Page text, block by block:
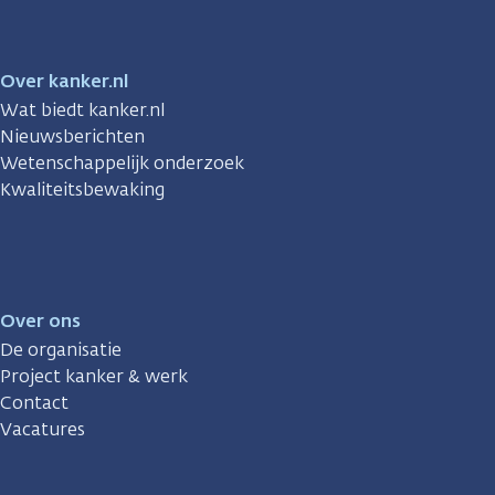
Over kanker.nl
Wat biedt kanker.nl
Nieuwsberichten
Wetenschappelijk onderzoek
Kwaliteitsbewaking
Over ons
De organisatie
Project kanker & werk
Contact
Vacatures